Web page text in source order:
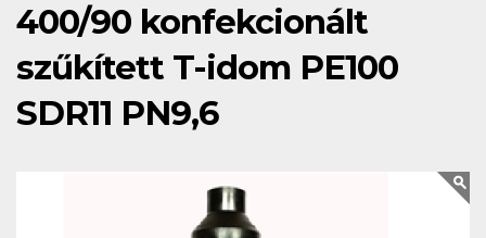
400/90 konfekcionált
szűkített T-idom PE100
SDR11 PN9,6